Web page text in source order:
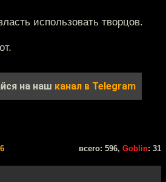
использовать творцов.
на наш канал в Telegram
6 всего: 596, Goblin: 31